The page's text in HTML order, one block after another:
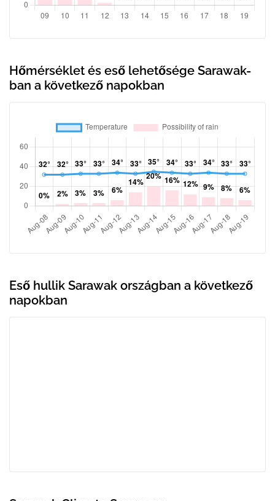
Hőmérséklet és eső lehetősége Sarawak-
ban a következő napokban
Eső hullik Sarawak országban a következő
napokban